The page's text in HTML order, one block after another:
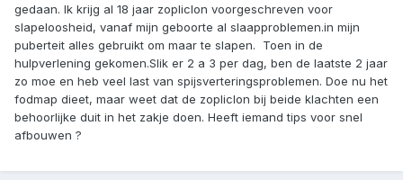
gedaan. Ik krijg al 18 jaar zopliclon voorgeschreven voor
slapeloosheid, vanaf mijn geboorte al slaapproblemen.in mijn
puberteit alles gebruikt om maar te slapen. Toen in de
hulpverlening gekomen.Slik er 2 a 3 per dag, ben de laatste 2 jaar
zo moe en heb veel last van spijsverteringsproblemen. Doe nu het
fodmap dieet, maar weet dat de zopliclon bij beide klachten een
behoorlijke duit in het zakje doen. Heeft iemand tips voor snel
afbouwen ?